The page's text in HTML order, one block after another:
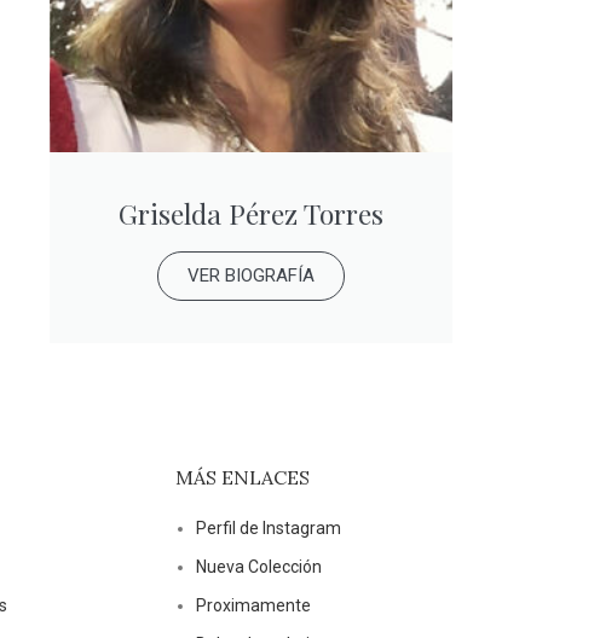
Griselda Pérez Torres
VER BIOGRAFÍA
MÁS ENLACES
Perfil de Instagram
Nueva Colección
Proximamente